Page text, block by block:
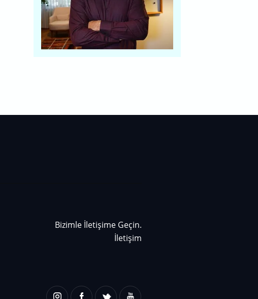
Bizimle İletişime Geçin.
İletişim